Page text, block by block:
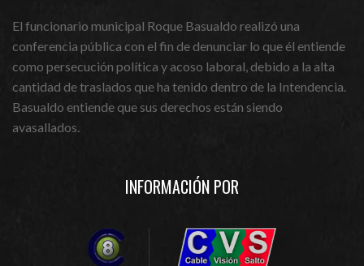
El funcionario municipal Roque Basualdo realizó una
conferencia pública con el fin de denunciar lo que él entiende
como persecución política y acoso laboral, debido a la alta
cantidad de traslados que ha tenido dentro de la Intendencia.
Basualdo entiende que sus derechos están siendo
avasallados.
INFORMACIÓN POR